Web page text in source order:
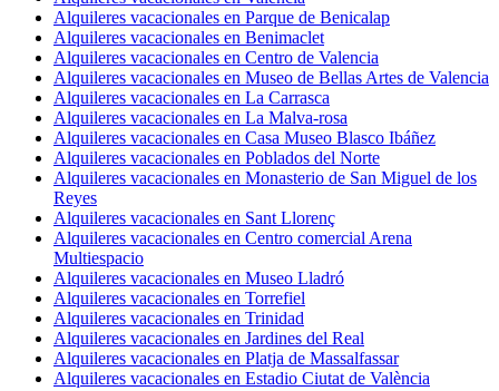
Alquileres vacacionales en Parque de Benicalap
Alquileres vacacionales en Benimaclet
Alquileres vacacionales en Centro de Valencia
Alquileres vacacionales en Museo de Bellas Artes de Valencia
Alquileres vacacionales en La Carrasca
Alquileres vacacionales en La Malva-rosa
Alquileres vacacionales en Casa Museo Blasco Ibáñez
Alquileres vacacionales en Poblados del Norte
Alquileres vacacionales en Monasterio de San Miguel de los
Reyes
Alquileres vacacionales en Sant Llorenç
Alquileres vacacionales en Centro comercial Arena
Multiespacio
Alquileres vacacionales en Museo Lladró
Alquileres vacacionales en Torrefiel
Alquileres vacacionales en Trinidad
Alquileres vacacionales en Jardines del Real
Alquileres vacacionales en Platja de Massalfassar
Alquileres vacacionales en Estadio Ciutat de València